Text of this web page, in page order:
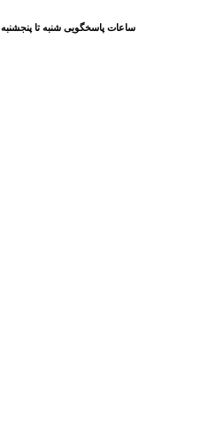
ساعات پاسخگویی شنبه تا پنجشنبه 9صبح تا 9 شب